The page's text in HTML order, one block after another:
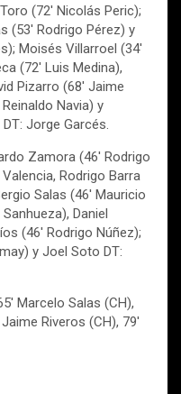
(72′ Nicolás Peric);
(53′ Rodrigo Pérez) y
Moisés Villarroel (34′
(72′ Luis Medina),
Pizarro (68′ Jaime
Navia) y
Jorge Garcés.
Zamora (46′ Rodrigo
Rodrigo Barra
Salas (46′ Mauricio
Daniel
(46′ Rodrigo Núñez);
y Joel Soto DT:
Marcelo Salas (CH),
Riveros (CH), 79′